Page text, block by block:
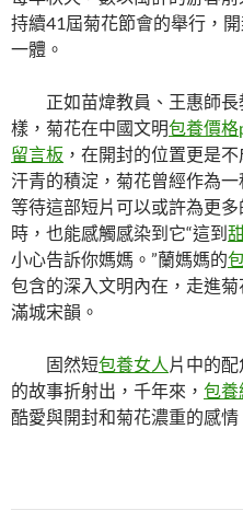
持續41屆菊花節會的舉行，
一體。
正如苗煒教員、王惠師
樣，菊花在中國文明包養價
留言板 ，在開封的位置更是
汗青的積淀，菊花曾經作為
等待這部短片可以或許為更
時，也能感觸感染到它“這到
小心告訴你媽媽。”蘭媽媽的
包含的深入文明內在，走進菊
滿城宋韻。
固然短包養女人 片中的
的故事折射出，千年來， 包養
酷愛與開封和菊花濃重的感情